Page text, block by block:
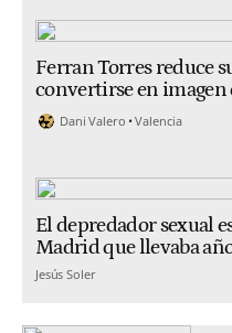
Ferran Torres reduce
convertirse en imagen
Dani Valero Valencia
El depredador sexual
Madrid que llevaba
Jesús Soler